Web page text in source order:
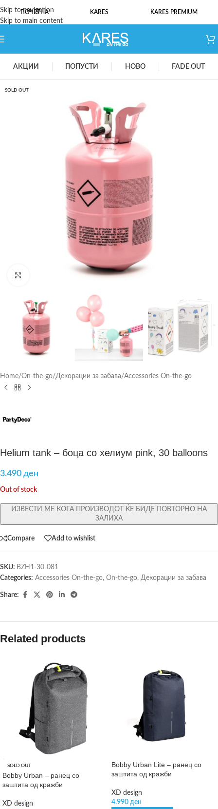
Skip to navigation
Skip to main content
ПОЧЕТНА KARES KARES PREMIUM
АКЦИИ ПОПУСТИ НОВО FADE OUT
SOLD OUT
Home/On-the-go/Декорации за забава/Accessories On-the-go
Helium tank – боца со хелиум pink, 30 balloons
3.490 ден
Out of stock
ИЗВЕСТИ МЕ КОГА ПРОИЗВОДОТ ЌЕ БИДЕ ПОВТОРНО НА
ЗАЛИХА
Compare Add to wishlist
SKU: BZH1-30-081
Categories: Accessories On-the-go, On-the-go, Декорации за забава
Share:
Related products
SOLD OUT
Bobby Urban – ранец со
заштита од кражби
XD design
Bobby Urban Lite – ранец со
заштита од кражби
XD design
4.990 ден